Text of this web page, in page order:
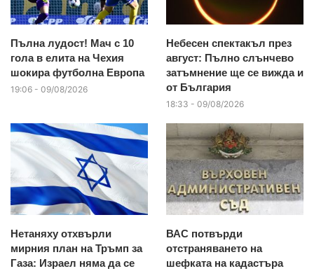
Пълна лудост! Мач с 10
гола в елита на Чехия
шокира футболна Европа
19:06 - 09/08/2026
Небесен спектакъл през
август: Пълно слънчево
затъмнение ще се вижда и
от България
18:33 - 09/08/2026
Нетаняху отхвърли
мирния план на Тръмп за
Газа: Израел няма да се
ВАС потвърди
отстраняването на
шефката на кадастъра